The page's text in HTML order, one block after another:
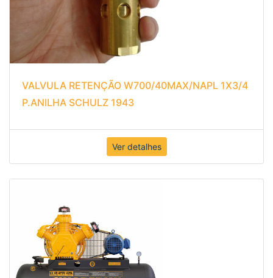
VALVULA RETENÇÃO W700/40MAX/NAPL 1X3/4
P.ANILHA SCHULZ 1943
Ver detalhes